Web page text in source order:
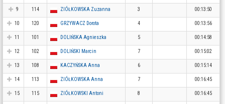
9 114 ZIÓŁKOWSKA Zuzanna 3 00:13:50
10 120 GRZYWACZ Dorota 4 00:13:56
11 101 DOLIŃSKA Agnieszka 5 00:14:58
12 102 DOLIŃSKI Marcin 7 00:15:02
13 108 KACZYŃSKA Anna 6 00:15:14
14 113 ZIÓŁKOWSKA Anna 7 00:16:45
15 115 ZIÓŁKOWSKI Antoni 8 00:16:45